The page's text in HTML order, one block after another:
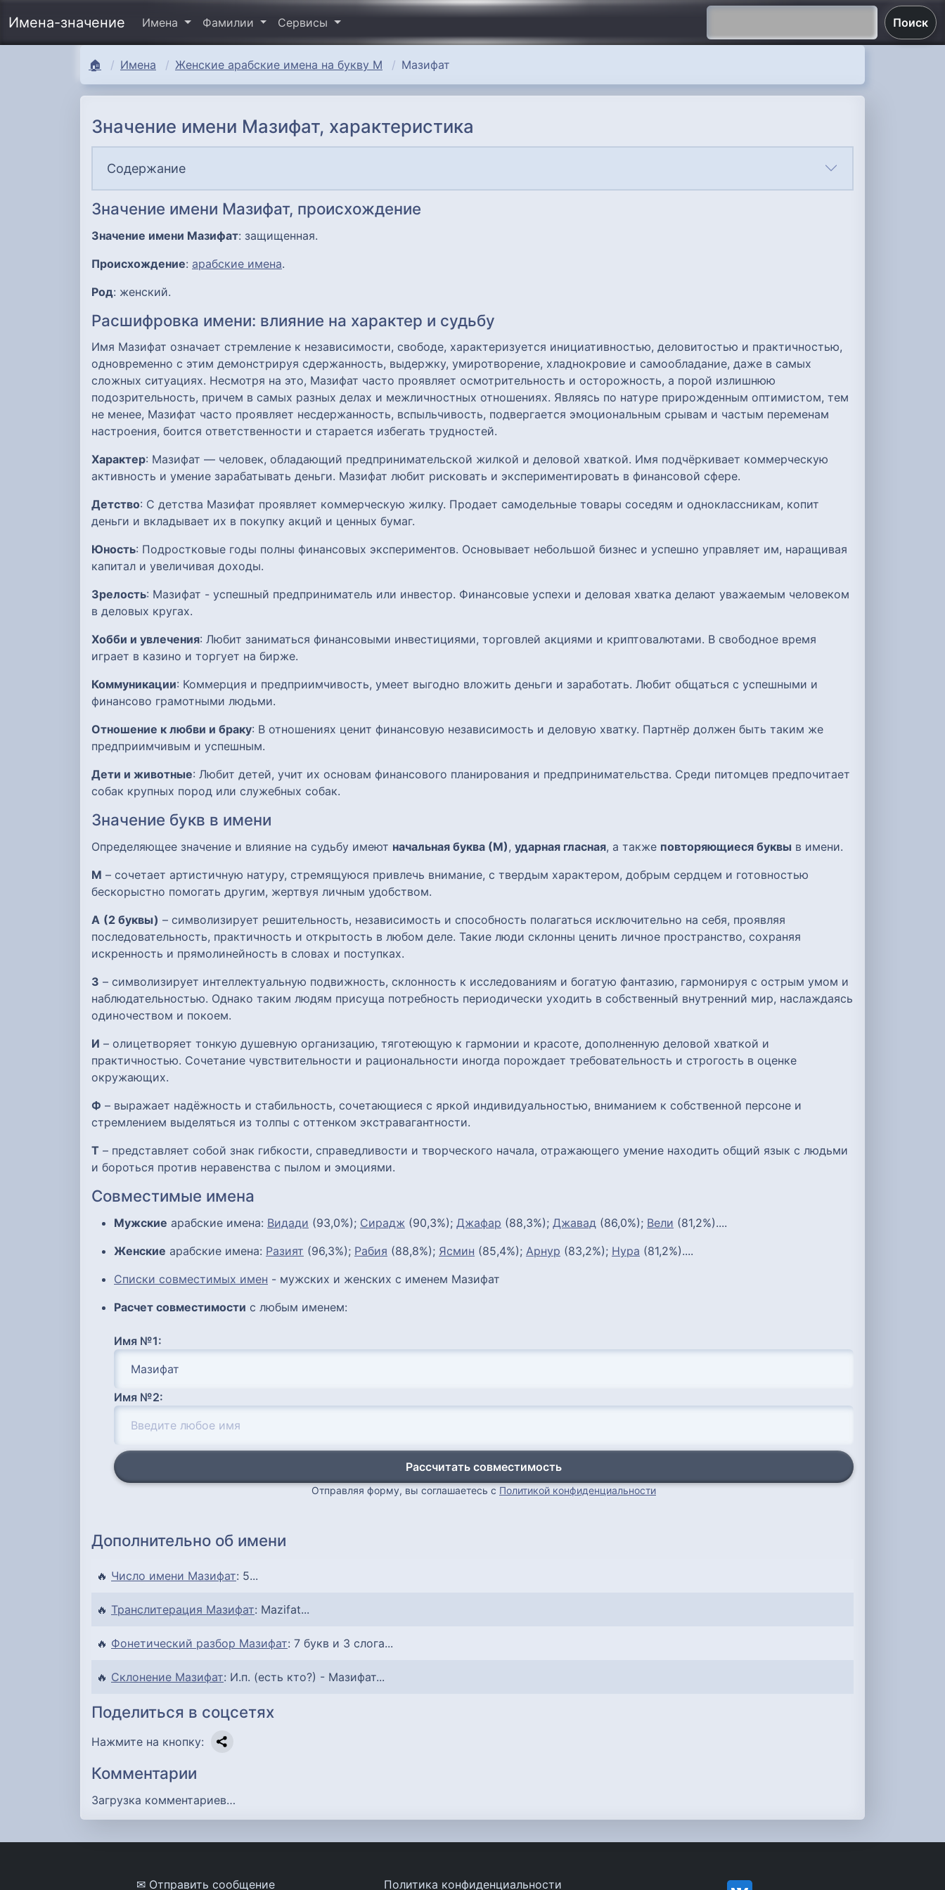
Имена-значение Имена Фамилии Сервисы Поиск
🏠 Имена Женские арабские имена на букву М Мазифат
Значение имени Мазифат, характеристика
Содержание
Значение имени Мазифат, происхождение
Значение имени Мазифат: защищенная.
Происхождение: арабские имена.
Род: женский.
Расшифровка имени: влияние на характер и судьбу
Имя Мазифат означает стремление к независимости, свободе, характеризуется инициативностью, деловитостью и практичностью,
одновременно с этим демонстрируя сдержанность, выдержку, умиротворение, хладнокровие и самообладание, даже в самых
сложных ситуациях. Несмотря на это, Мазифат часто проявляет осмотрительность и осторожность, а порой излишнюю
подозрительность, причем в самых разных делах и межличностных отношениях. Являясь по натуре прирожденным оптимистом, тем
не менее, Мазифат часто проявляет несдержанность, вспыльчивость, подвергается эмоциональным срывам и частым переменам
настроения, боится ответственности и старается избегать трудностей.
Характер: Мазифат — человек, обладающий предпринимательской жилкой и деловой хваткой. Имя подчёркивает коммерческую
активность и умение зарабатывать деньги. Мазифат любит рисковать и экспериментировать в финансовой сфере.
Детство: С детства Мазифат проявляет коммерческую жилку. Продает самодельные товары соседям и одноклассникам, копит
деньги и вкладывает их в покупку акций и ценных бумаг.
Юность: Подростковые годы полны финансовых экспериментов. Основывает небольшой бизнес и успешно управляет им, наращивая
капитал и увеличивая доходы.
Зрелость: Мазифат - успешный предприниматель или инвестор. Финансовые успехи и деловая хватка делают уважаемым человеком
в деловых кругах.
Хобби и увлечения: Любит заниматься финансовыми инвестициями, торговлей акциями и криптовалютами. В свободное время
играет в казино и торгует на бирже.
Коммуникации: Коммерция и предприимчивость, умеет выгодно вложить деньги и заработать. Любит общаться с успешными и
финансово грамотными людьми.
Отношение к любви и браку: В отношениях ценит финансовую независимость и деловую хватку. Партнёр должен быть таким же
предприимчивым и успешным.
Дети и животные: Любит детей, учит их основам финансового планирования и предпринимательства. Среди питомцев предпочитает
собак крупных пород или служебных собак.
Значение букв в имени
Определяющее значение и влияние на судьбу имеют начальная буква (М), ударная гласная, а также повторяющиеся буквы в имени.
М – сочетает артистичную натуру, стремящуюся привлечь внимание, с твердым характером, добрым сердцем и готовностью
бескорыстно помогать другим, жертвуя личным удобством.
А (2 буквы) – символизирует решительность, независимость и способность полагаться исключительно на себя, проявляя
последовательность, практичность и открытость в любом деле. Такие люди склонны ценить личное пространство, сохраняя
искренность и прямолинейность в словах и поступках.
З – символизирует интеллектуальную подвижность, склонность к исследованиям и богатую фантазию, гармонируя с острым умом и
наблюдательностью. Однако таким людям присуща потребность периодически уходить в собственный внутренний мир, наслаждаясь
одиночеством и покоем.
И – олицетворяет тонкую душевную организацию, тяготеющую к гармонии и красоте, дополненную деловой хваткой и
практичностью. Сочетание чувствительности и рациональности иногда порождает требовательность и строгость в оценке
окружающих.
Ф – выражает надёжность и стабильность, сочетающиеся с яркой индивидуальностью, вниманием к собственной персоне и
стремлением выделяться из толпы с оттенком экстравагантности.
Т – представляет собой знак гибкости, справедливости и творческого начала, отражающего умение находить общий язык с людьми
и бороться против неравенства с пылом и эмоциями.
Совместимые имена
Мужские арабские имена: Видади (93,0%); Сирадж (90,3%); Джафар (88,3%); Джавад (86,0%); Вели (81,2%)....
Женские арабские имена: Разият (96,3%); Рабия (88,8%); Ясмин (85,4%); Арнур (83,2%); Нура (81,2%)....
Списки совместимых имен - мужских и женских с именем Мазифат
Расчет совместимости с любым именем:
Имя №1:
Имя №2:
Рассчитать совместимость
Отправляя форму, вы соглашаетесь с Политикой конфиденциальности
Дополнительно об имени
🔥 Число имени Мазифат: 5...
🔥 Транслитерация Мазифат: Mazifat...
🔥 Фонетический разбор Мазифат: 7 букв и 3 слога...
🔥 Склонение Мазифат: И.п. (есть кто?) - Мазифат...
Поделиться в соцсетях
Нажмите на кнопку:
Комментарии
Загрузка комментариев…
✉ Отправить сообщение Политика конфиденциальности